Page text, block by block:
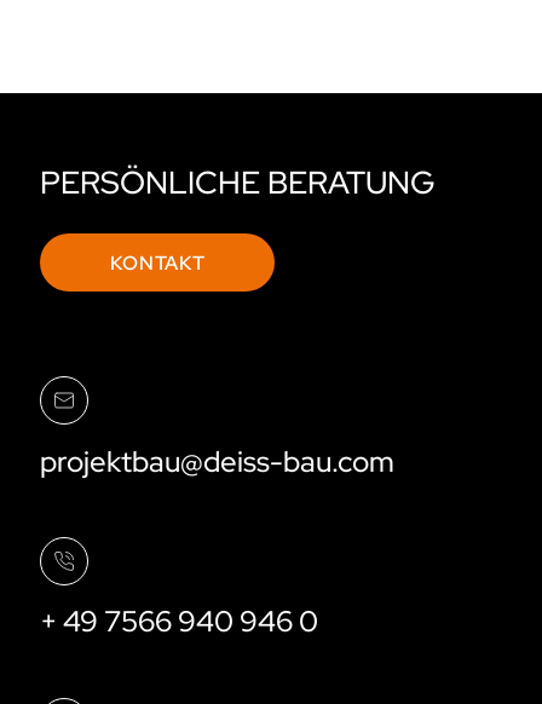
projektbau@deiss-bau.com
+ 49 7566 940 946 0
PERSÖNLICHE BERATUNG
KONTAKT